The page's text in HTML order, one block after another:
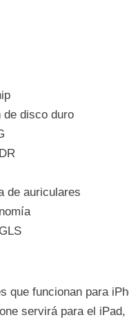
de disco duro
de auriculares
que funcionan para
servirá para el